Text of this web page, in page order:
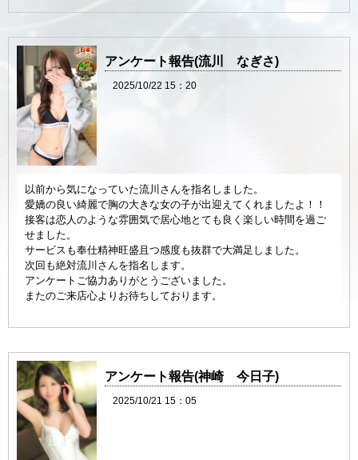
アンケート報告(流川 なぎさ)
2025/10/22 15：20
以前から気になっていた流川さんを指名しました。
愛嬌の良い綺麗で胸の大きな女の子が出迎えてくれましたよ！！
接客は恋人のような雰囲気で居心地とても良く楽しい時間を過ご
せました。
サービスも奉仕精神旺盛且つ感度も抜群で大満足しました。
次回も絶対流川さんを指名します。
アンケートご協力ありがとうございました。
またのご来店心よりお待ちしております。
アンケート報告(神崎 今日子)
2025/10/21 15：05